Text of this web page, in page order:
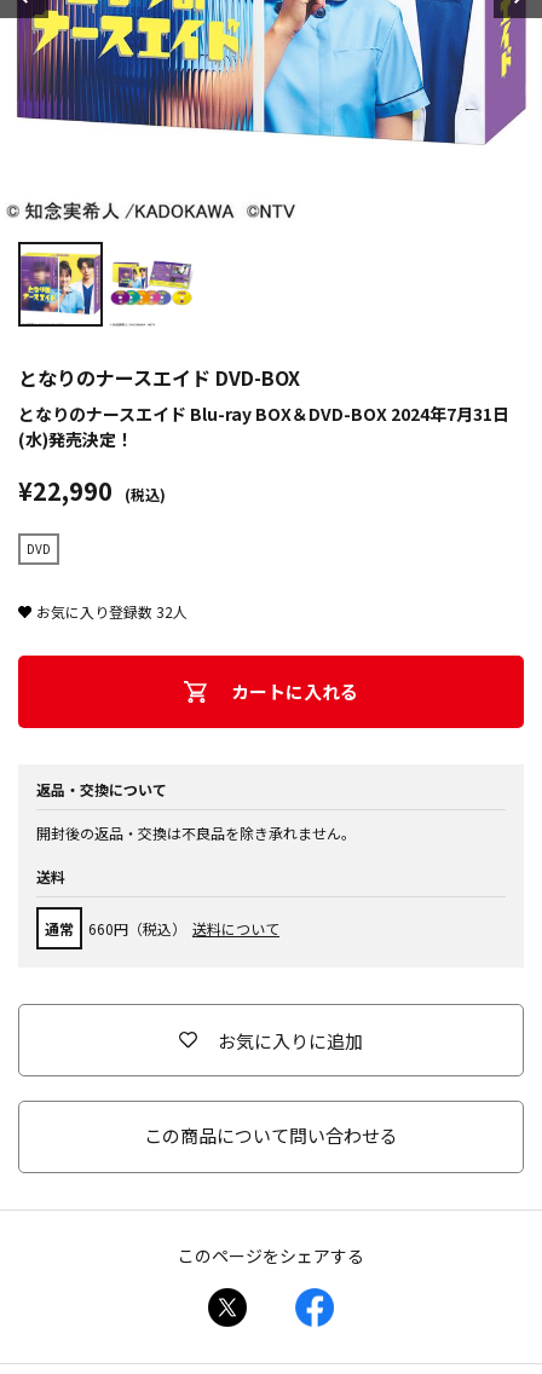
となりのナースエイド DVD-BOX
となりのナースエイド Blu-ray BOX＆DVD-BOX 2024年7月31日
(水)発売決定！
¥22,990 (税込)
DVD
お気に入り登録数32人
カートに入れる
返品・交換について
開封後の返品・交換は不良品を除き承れません。
送料
通常 660円（税込） 送料について
お気に入りに追加
この商品について問い合わせる
このページをシェアする